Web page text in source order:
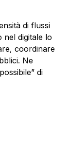
di flussi
nel digitale lo
coordinare
Ne
di